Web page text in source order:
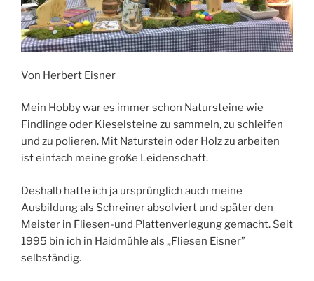
Von Herbert Eisner
Mein Hobby war es immer schon Natursteine wie
Findlinge oder Kieselsteine zu sammeln, zu schleifen
und zu polieren. Mit Naturstein oder Holz zu arbeiten
ist einfach meine große Leidenschaft.
Deshalb hatte ich ja ursprünglich auch meine
Ausbildung als Schreiner absolviert und später den
Meister in Fliesen-und Plattenverlegung gemacht. Seit
1995 bin ich in Haidmühle als „Fliesen Eisner”
selbständig.